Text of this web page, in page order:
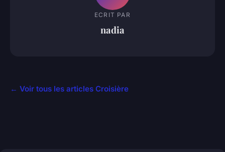
ECRIT PAR
nadia
← Voir tous les articles Croisière